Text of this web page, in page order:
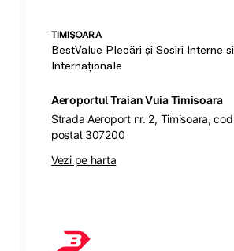
TIMIȘOARA
BestValue Plecări și Sosiri Interne si
Internaționale
Aeroportul Traian Vuia Timisoara
Strada Aeroport nr. 2, Timisoara, cod
postal 307200
Vezi pe harta